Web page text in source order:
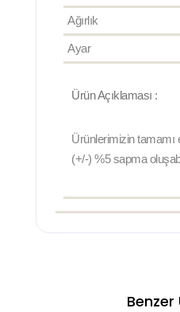
Ağırlık
Ayar
Ürün Açıklaması :
Ürünlerimizin tamamı
(+/-) %5 sapma
Benzer